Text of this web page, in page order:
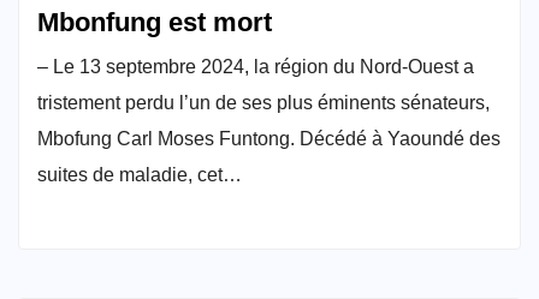
Mbonfung est mort
– Le 13 septembre 2024, la région du Nord-Ouest a
tristement perdu l’un de ses plus éminents sénateurs,
Mbofung Carl Moses Funtong. Décédé à Yaoundé des
suites de maladie, cet…